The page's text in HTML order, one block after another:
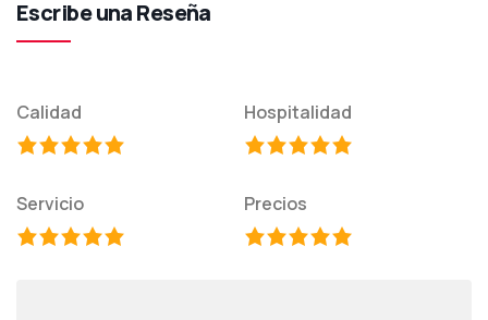
Escribe una Reseña
Calidad Hospitalidad
Servicio Precios